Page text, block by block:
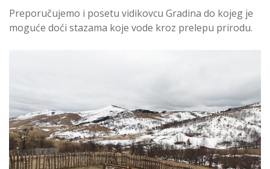
Preporučujemo i posetu vidikovcu Gradina do kojeg je
moguće doći stazama koje vode kroz prelepu prirodu.